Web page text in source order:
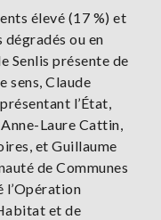
élevé (17 %) et
ou en
Senlis présente de
sens, Claude
l’État,
Laure Cattin,
et Guillaume
de Communes
l’Opération
et de